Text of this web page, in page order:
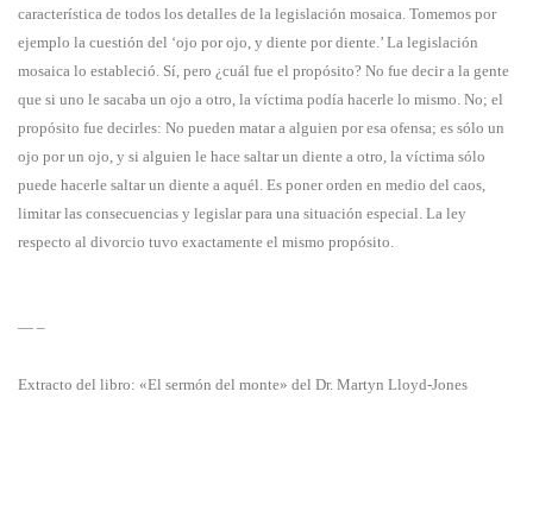
característica de todos los detalles de la legislación mosaica. Tomemos por
ejemplo la cuestión del ‘ojo por ojo, y diente por diente.’ La legislación
mosaica lo estableció. Sí, pero ¿cuál fue el propósito? No fue decir a la gente
que si uno le sacaba un ojo a otro, la víctima podía hacerle lo mismo. No; el
propósito fue decirles: No pueden matar a alguien por esa ofensa; es sólo un
ojo por un ojo, y si alguien le hace saltar un diente a otro, la víctima sólo
puede hacerle saltar un diente a aquél. Es poner orden en medio del caos,
limitar las consecuencias y legislar para una situación especial. La ley
respecto al divorcio tuvo exactamente el mismo propósito.
— –
Extracto del libro: «El sermón del monte» del Dr. Martyn Lloyd-Jones